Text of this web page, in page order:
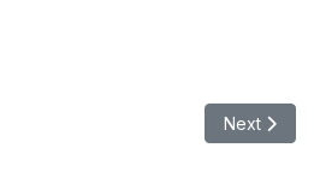
《聯展・連展》藝術創作觀念與實
Next
Next